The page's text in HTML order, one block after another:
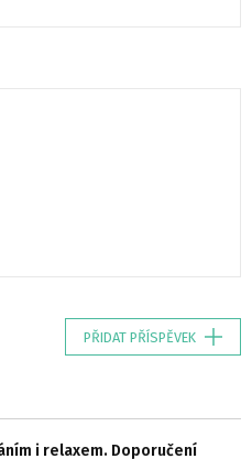
PŘIDAT PŘÍSPĚVEK
i relaxem. Doporučení